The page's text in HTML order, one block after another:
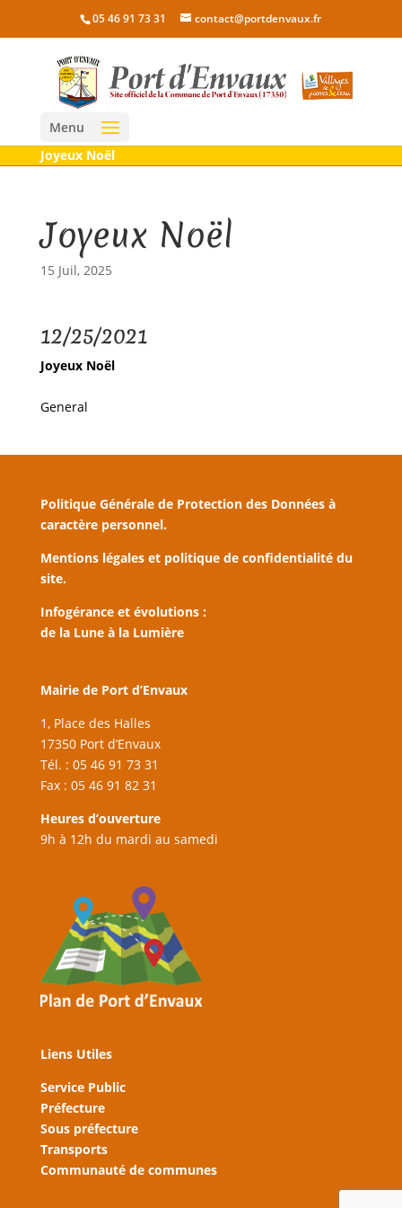
05 46 91 73 31 contact@portdenvaux.fr
Menu
Joyeux Noël
Joyeux Noël
15 Juil, 2025
12/25/2021
Joyeux Noël
General
Politique Générale de Protection des Données à
caractère personnel.
Mentions légales et politique de confidentialité du
site.
Infogérance et évolutions :
de la Lune à la Lumière
Mairie de Port d’Envaux
1, Place des Halles
17350 Port d’Envaux
Tél. : 05 46 91 73 31
Fax : 05 46 91 82 31
Heures d’ouverture
9h à 12h du mardi au samedi
Liens Utiles
Service Public
Préfecture
Sous préfecture
Transports
Communauté de communes